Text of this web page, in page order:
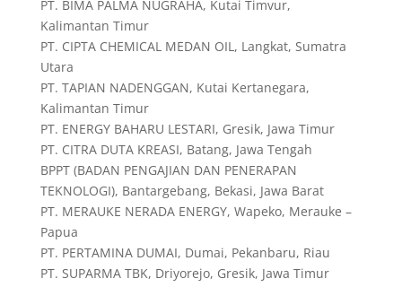
PT. BIMA PALMA NUGRAHA, Kutai Timvur,
Kalimantan Timur
PT. CIPTA CHEMICAL MEDAN OIL, Langkat, Sumatra
Utara
PT. TAPIAN NADENGGAN, Kutai Kertanegara,
Kalimantan Timur
PT. ENERGY BAHARU LESTARI, Gresik, Jawa Timur
PT. CITRA DUTA KREASI, Batang, Jawa Tengah
BPPT (BADAN PENGAJIAN DAN PENERAPAN
TEKNOLOGI), Bantargebang, Bekasi, Jawa Barat
PT. MERAUKE NERADA ENERGY, Wapeko, Merauke –
Papua
PT. PERTAMINA DUMAI, Dumai, Pekanbaru, Riau
PT. SUPARMA TBK, Driyorejo, Gresik, Jawa Timur